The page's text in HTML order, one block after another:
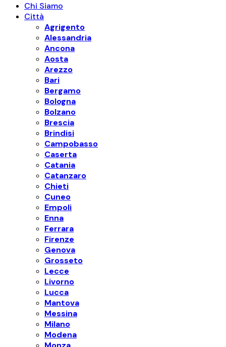
Chi Siamo
Città
Agrigento
Alessandria
Ancona
Aosta
Arezzo
Bari
Bergamo
Bologna
Bolzano
Brescia
Brindisi
Campobasso
Caserta
Catania
Catanzaro
Chieti
Cuneo
Empoli
Enna
Ferrara
Firenze
Genova
Grosseto
Lecce
Livorno
Lucca
Mantova
Messina
Milano
Modena